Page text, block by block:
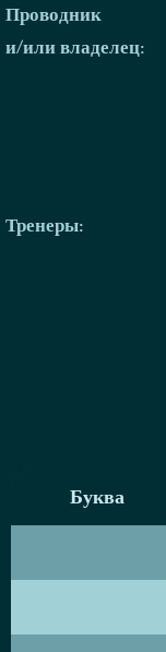
Проводник
и/или владелец:
Тренеры:
Буква
Буква